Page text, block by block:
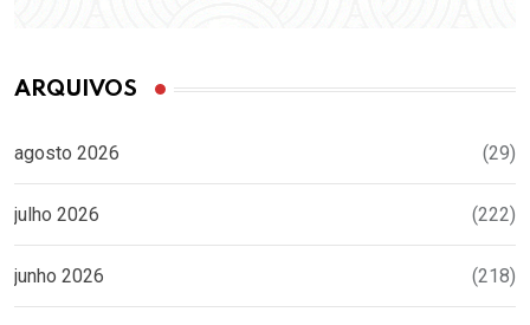
ARQUIVOS
agosto 2026 (29)
julho 2026 (222)
junho 2026 (218)